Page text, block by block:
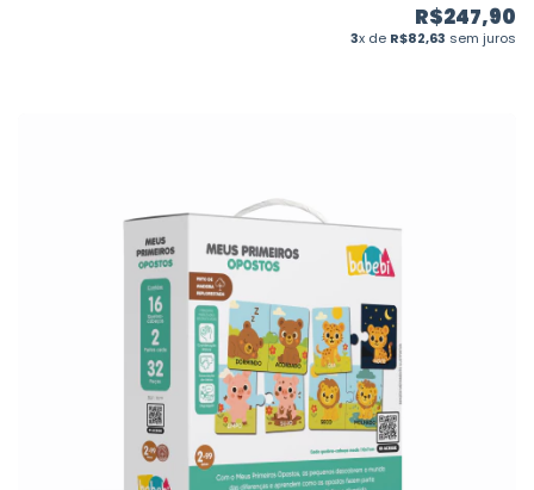
R$247,90
3x de R$82,63 sem juros